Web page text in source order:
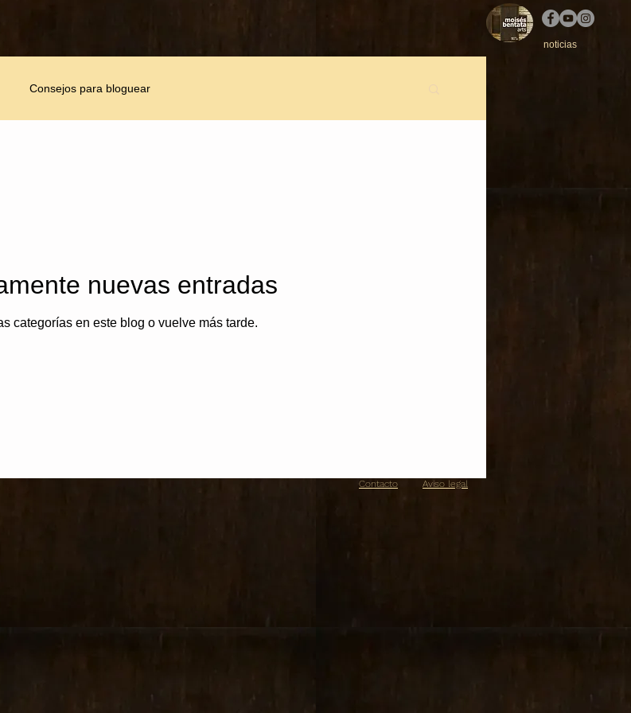
noticias
Consejos para bloguear
nuevas entradas
categorías en este blog o vuelve más tarde.
Contacto Aviso legal